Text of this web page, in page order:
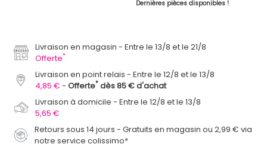
Dernières pièces disponibles !
Livraison en magasin
Entre le 13/8 et le 21/8
Offerte*
Livraison en point relais
Entre le 12/8 et le 13/8
4,85 €
Offerte* dès 85 € d'achat
Livraison à domicile
Entre le 12/8 et le 13/8
5,65 €
Retours sous 14 jours - Gratuits en magasin ou 2,99 € via
notre service colissimo*